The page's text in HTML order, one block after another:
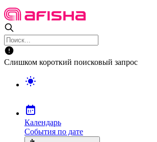
Слишком короткий поисковый запрос
Календарь
События по дате